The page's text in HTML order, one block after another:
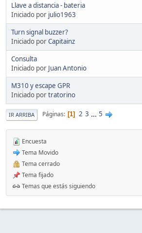
Llave a distancia - bateria
Iniciado por julio1963
Turn signal buzzer?
Iniciado porCapitainz
Consulta
Iniciado por Juan Antonio
M310 y escape GPR
Iniciado portratorino
IR ARRIBA Páginas 1 2 3 ... 5
Encuesta
Tema Movido
Tema cerrado
Tema fijado
Temas que estás siguiendo